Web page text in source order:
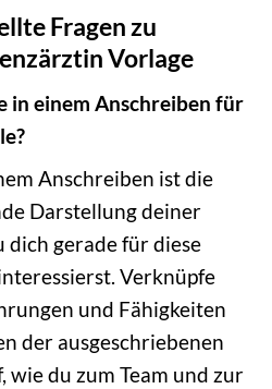
Fragen zu
Vorlage
in einem Anschreiben für
Anschreiben ist die
Darstellung deiner
gerade für diese
Verknüpfe
und Fähigkeiten
der ausgeschriebenen
wie du zum Team und zur